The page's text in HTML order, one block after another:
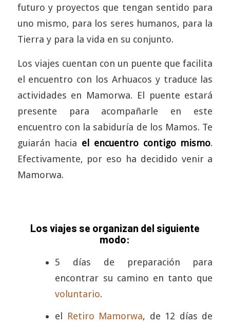
futuro y proyectos que tengan sentido para
uno mismo, para los seres humanos, para la
Tierra y para la vida en su conjunto.
Los viajes cuentan con un puente que facilita
el encuentro con los Arhuacos y traduce las
actividades en Mamorwa. El puente estará
presente para acompañarle en este
encuentro con la sabiduría de los Mamos. Te
guiarán hacia el encuentro contigo mismo.
Efectivamente, por eso ha decidido venir a
Mamorwa.
Los viajes se organizan del siguiente
modo:
5 días de preparación para
encontrar su camino en tanto que
voluntario.
el Retiro Mamorwa, de 12 días de